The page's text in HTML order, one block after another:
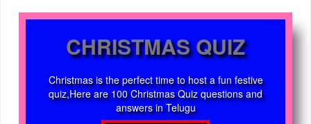
CHRISTMAS QUIZ
Christmas is the perfect time to host a fun festive
quiz,Here are 100 Christmas Quiz questions and
answers in Telugu